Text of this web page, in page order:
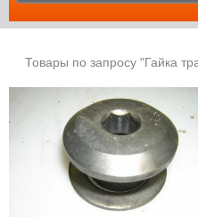
Товары по запросу "Гайка
ПРОДАНО